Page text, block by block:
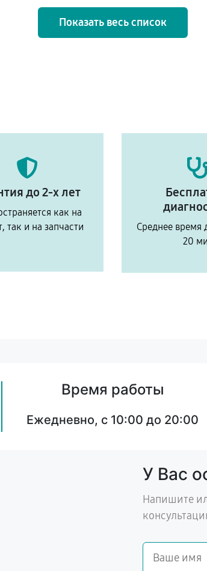
Показать весь список
до 2-х лет
как на
так и на запчасти
Среднее время
20
Время работы
Ежедневно, с 10:00 до 20:00
У Вас
Напишите